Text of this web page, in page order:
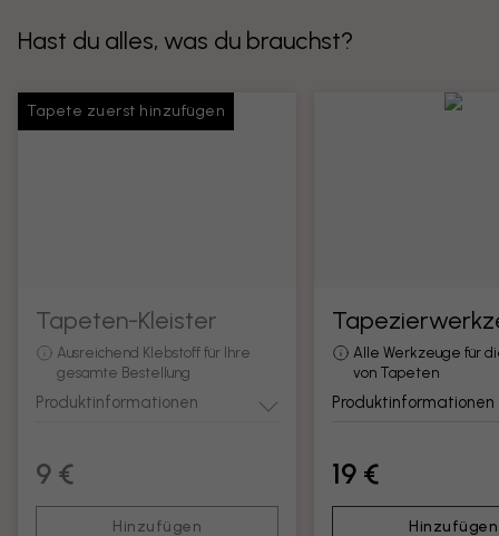
Hast du alles, was du brauchst?
Tapete zuerst hinzufügen
Tapeten-Kleister
Ausreichend Klebstoff für Ihre
gesamte Bestellung
Produktinformationen
9 €
Hinzufügen
Alle Werkzeuge für
von Tapeten
Produktinformationen
19 €
Hinzufügen